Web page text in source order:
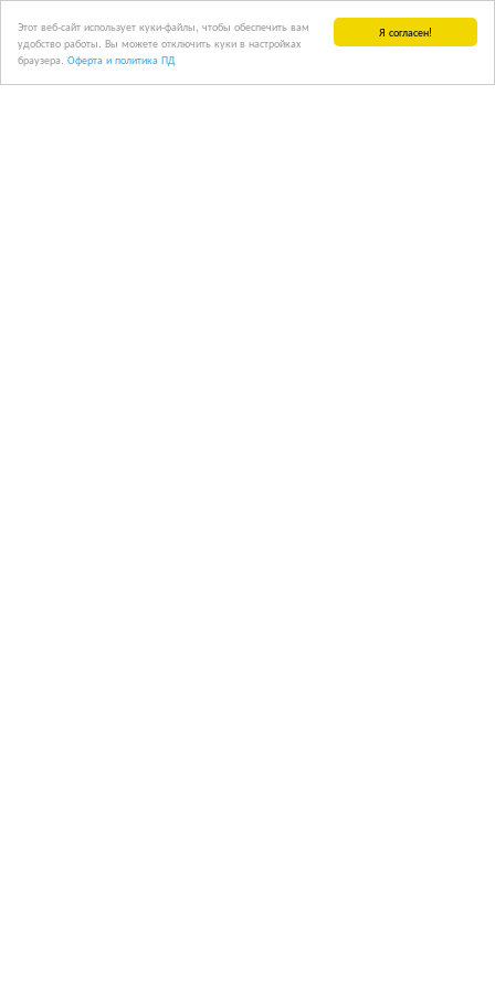
Я согласен!
Этот веб-сайт использует куки-файлы, чтобы обеспечить вам
удобство работы. Вы можете отключить куки в настройках
браузера. Оферта и политика ПД